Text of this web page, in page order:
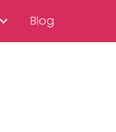
Blog